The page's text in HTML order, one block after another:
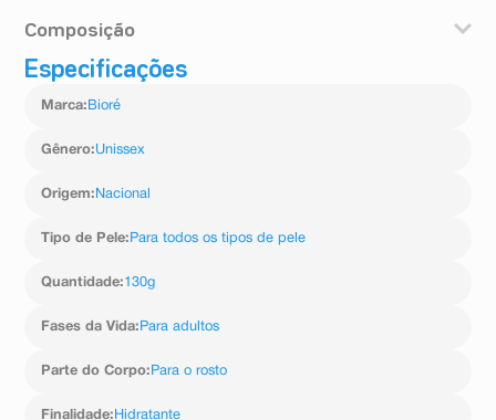
massageie delicadamente o rosto.
Composição
Água, Glicerol, Ácido Esteárico, Ácido Mirístico, Ácido
Potássio, Ácido Láurico, Sorbitol, Poliquatérnio 7,
de Sódio, Geraniol, Limoneno, Citronelol, Linalol.
Especificações
Marca: Bioré
Gênero:Unissex
Origem: Nacional
Tipo de Pele: Para todos os tipos de pele
Quantidade:130g
Fases da Vida: Para adultos
Parte do Corpo: Para o rosto
Finalidade: Hidratante